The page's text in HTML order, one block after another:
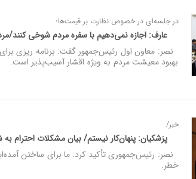
در جلسه‌ای در خصوص نظارت بر قیمت‌ها؛
عارف: اجازه نمی‌دهیم با سفره مردم شوخی کنند/
نصر: معاون اول رئیس‌جمهور گفت: برنامه ریزی
بهبود معیشت مردم به ویژه اقشار آسیب‌پذیر است.
خبر/
پزشکیان: پنهان‌کار نیستم/ بیان مشکلات احترام
نصر: رئیس‌جمهوری تأکید کرد: ما برای ساختن
خطر.